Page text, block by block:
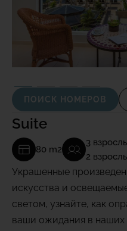
ПОИСК НОМЕРОВ
Suite
80 m2
3
2
Украшенные
искусства и
светом, узнайте, как
ваши ожидания в наших